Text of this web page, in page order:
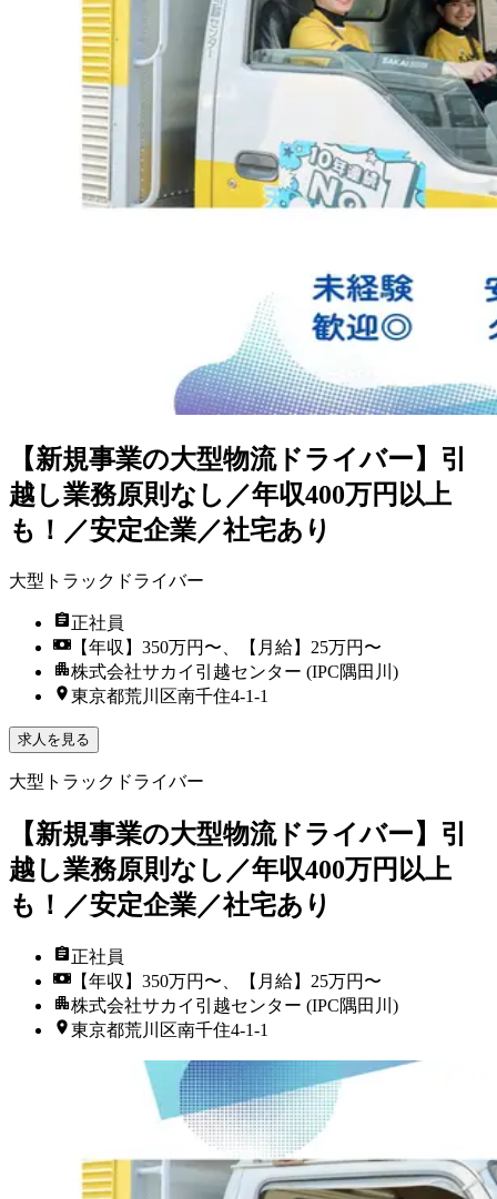
【新規事業の大型物流ドライバー】引
越し業務原則なし／年収400万円以上
も！／安定企業／社宅あり
大型トラックドライバー
正社員
【年収】350万円〜、【月給】25万円〜
株式会社サカイ引越センター (IPC隅田川)
東京都荒川区南千住4-1-1
求人を見る
大型トラックドライバー
【新規事業の大型物流ドライバー】引
越し業務原則なし／年収400万円以上
も！／安定企業／社宅あり
正社員
【年収】350万円〜、【月給】25万円〜
株式会社サカイ引越センター (IPC隅田川)
東京都荒川区南千住4-1-1